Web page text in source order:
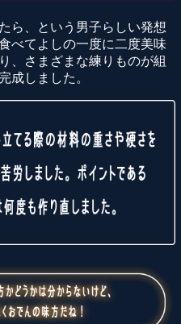
ら、という男子らしい発想
べてよしの一度に二度美味
、さまざまな練りものが組
成しました。